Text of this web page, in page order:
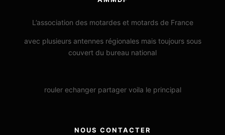
L’association des motardes et motards de France
avec plusieurs antennes régionales mais toujours sous
couvert du bureau national
rouler echanger partager voila le principal
NOUS CONTACTER